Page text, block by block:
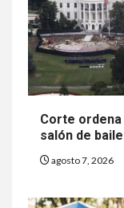
Corte
salón de
agosto 7, 2026